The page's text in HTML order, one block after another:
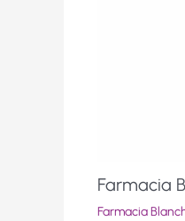
Farmacia
Farmacia